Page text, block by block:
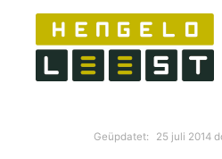
Geüpdatet: 25 juli 2014